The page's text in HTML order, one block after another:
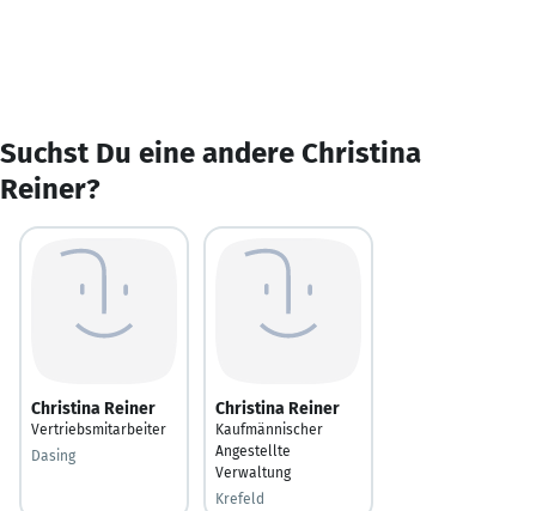
Suchst Du eine andere Christina
Reiner?
Christina Reiner
Vertriebsmitarbeiter
Dasing
Christina Reiner
Kaufmännischer
Angestellte
Verwaltung
Krefeld